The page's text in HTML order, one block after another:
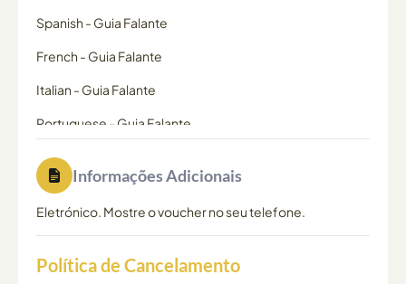
Spanish - Guia Falante
French - Guia Falante
Italian - Guia Falante
Portuguese - Guia Falante
Informações Adicionais
Eletrónico. Mostre o voucher no seu telefone.
Política de Cancelamento